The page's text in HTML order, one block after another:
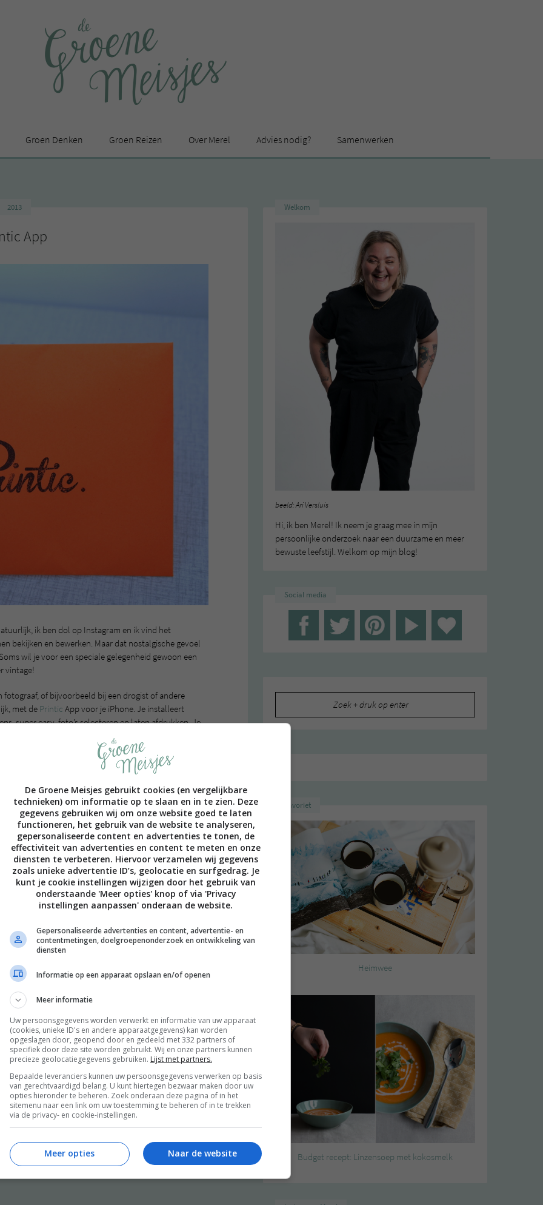
Groen Denken Groen Reizen Over Merel Advies nodig? Samenwerken
2013
App
ik ben dol op Instagram en ik vind het
bekijken en bewerken. Maar dat nostalgische gevoel
wil je voor een speciale gelegenheid gewoon een
vintage!
of bijvoorbeeld bij een drogist of andere
met de Printic App voor je iPhone. Je installeert
super easy, foto’s selecteren en laten afdrukken. Je
foto’s op je telefoon browsen. Het idee erachter
manier laat printen. Inclusief vintage filtertje en
lomografie/analoge fotografie trend and i like it!
ALLE 21 REACTIES BEKIJKEN
| NEXT PAGE »
Welkom
beeld: Ari Versluis
Hi, ik ben Merel! Ik neem je graag mee in mijn
persoonlijke onderzoek naar een duurzame en meer
bewuste leefstijl. Welkom op mijn blog!
Social media
Favoriet
Heimwee
Budget recept: Linzensoep met kokosmelk
De Groene Meisjes gebruikt cookies (en vergelijkbare
technieken) om informatie op te slaan en in te zien. Deze
gegevens gebruiken wij om onze website goed te laten
functioneren, het gebruik van de website te analyseren,
gepersonaliseerde content en advertenties te tonen, de
effectiviteit van advertenties en content te meten en onze
diensten te verbeteren. Hiervoor verzamelen wij gegevens
zoals unieke advertentie ID’s, geolocatie en surfgedrag. Je
kunt je cookie instellingen wijzigen door het gebruik van
onderstaande 'Meer opties' knop of via 'Privacy
instellingen aanpassen' onderaan de website.
Gepersonaliseerde advertenties en content, advertentie- en
contentmetingen, doelgroepenonderzoek en ontwikkeling van
diensten
Informatie op een apparaat opslaan en/of openen
Meer informatie
Uw persoonsgegevens worden verwerkt en informatie van uw apparaat
(cookies, unieke ID's en andere apparaatgegevens) kan worden
opgeslagen door, geopend door en gedeeld met 332 partners of
specifiek door deze site worden gebruikt. Wij en onze partners kunnen
precieze geolocatiegegevens gebruiken. Lijst met partners.
Bepaalde leveranciers kunnen uw persoonsgegevens verwerken op basis
van gerechtvaardigd belang. U kunt hiertegen bezwaar maken door uw
opties hieronder te beheren. Zoek onderaan deze pagina of in het
sitemenu naar een link om uw toestemming te beheren of in te trekken
via de privacy- en cookie-instellingen.
Naar de website
Meer opties